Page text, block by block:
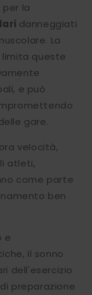
la
danneggiati
La
limita queste
e può
gare.
velocità,
atleti,
come parte
ben
e
il sonno
dell'esercizio
preparazione